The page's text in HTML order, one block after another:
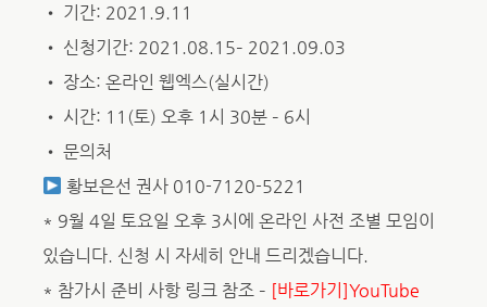
• 기간: 2021.9.11
• 신청기간: 2021.08.15– 2021.09.03
• 장소: 온라인 웹엑스(실시간)
• 시간: 11(토) 오후 1시 30분 – 6시
• 문의처
황보은선 권사 010-7120-5221
* 9월 4일 토요일 오후 3시에 온라인 사전 조별 모임이
있습니다. 신청 시 자세히 안내 드리겠습니다.
* 참가시 준비 사항 링크 참조 – [바로가기]YouTube